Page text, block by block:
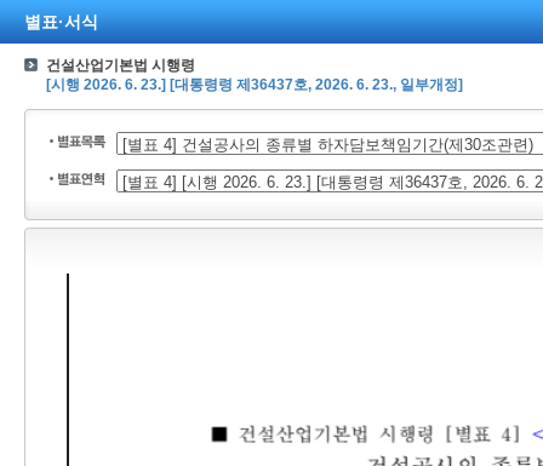
별표·서식
건설산업기본법 시행령
[시행 2026. 6. 23.] [대통령령 제36437호, 2026. 6. 23., 일부개정]